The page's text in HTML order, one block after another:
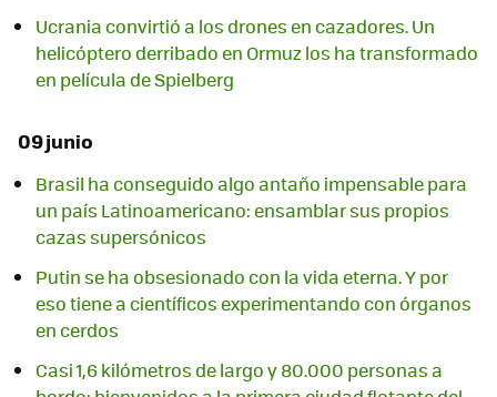
Ucrania convirtió a los drones en cazadores. Un
helicóptero derribado en Ormuz los ha transformado
en película de Spielberg
09 junio
Brasil ha conseguido algo antaño impensable para
un país Latinoamericano: ensamblar sus propios
cazas supersónicos
Putin se ha obsesionado con la vida eterna. Y por
eso tiene a científicos experimentando con órganos
en cerdos
Casi 1,6 kilómetros de largo y 80.000 personas a